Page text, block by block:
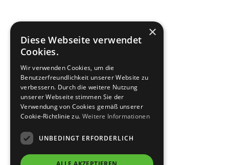
×
Diese Webseite verwendet
Cookies.
Wir verwenden Cookies, um die
Benutzerfreundlichkeit unserer Website zu
verbessern. Durch die weitere Nutzung
unserer Webseite stimmen Sie der
Verwendung von Cookies gemäß unserer
Cookie-Richtlinie zu. Weitere Informationen
UNBEDINGT ERFORDERLICH